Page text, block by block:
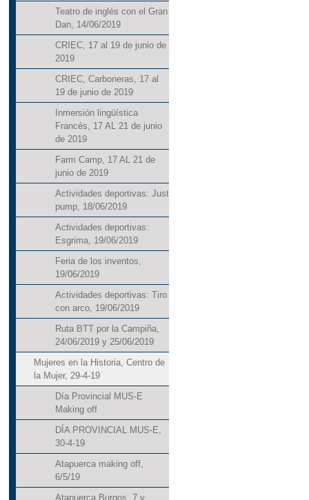
Teatro de inglés con el Gran
Dan, 14/06/2019
CRIEC, 17 al 19 de junio de
2019
CRIEC, Carboneras, 17 al
19 de junio de 2019
Inmersión lingüística
Francés, 17 AL 21 de junio
de 2019
Farm Camp, 17 AL 21 de
junio de 2019
Actividades deportivas: Just
pump, 18/06/2019
Actividades deportivas:
Esgrima, 19/06/2019
Feria de los inventos,
19/06/2019
Actividades deportivas: Tiro
con arco, 19/06/2019
Ruta BTT por la Campiña,
24/06/2019 y 25/06/2019
Mujeres en la Historia, Centro de
la Mujer, 29-4-19
Día Provincial MUS-E
Making off
DÍA PROVINCIAL MUS-E,
30-4-19
Atapuerca making off,
6/5/19
Atapuerca Burgos, 7 y